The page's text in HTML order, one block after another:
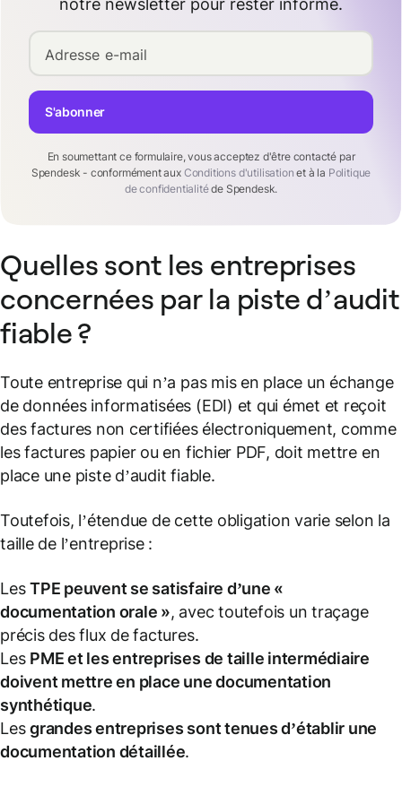
notre newsletter pour rester informé.
Adresse e-mail
En soumettant ce formulaire, vous acceptez d'être contacté par
Spendesk - conformément aux Conditions d'utilisation et à la Politique
de confidentialitéde Spendesk.
S'abonner
Quelles sont les entreprises
concernées par la piste d’audit
fiable ?
Toute entreprise qui n’a pas mis en place un échange
de données informatisées (EDI) et qui émet et reçoit
des factures non certifiées électroniquement, comme
les factures papier ou en fichier PDF, doit mettre en
place une piste d’audit fiable.
Toutefois, l’étendue de cette obligation varie selon la
taille de l’entreprise :
LesTPE peuvent se satisfaire d’une «
documentation orale », avec toutefois un traçage
précis des flux de factures.
Les PME et les entreprises de taille intermédiaire
doivent mettre en place une documentation
synthétique.
Lesgrandes entreprises sont tenues d’établir une
documentation détaillée.